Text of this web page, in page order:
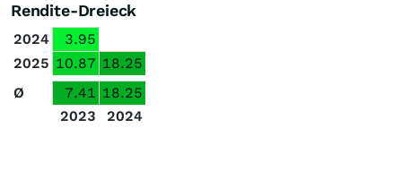
Rendite-Dreieck
2024
3.95
2025 10.87 18.25
Ø
7.41 18.25
2023
2024